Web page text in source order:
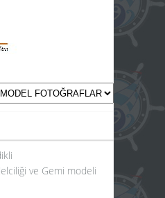
ve Gemi modeli